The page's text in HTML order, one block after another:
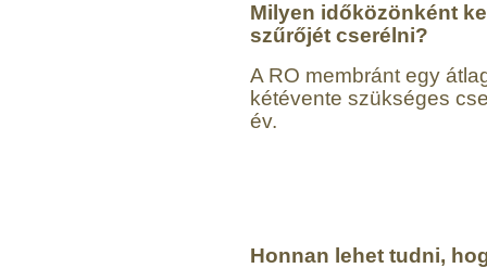
Milyen időközönként
szűrőjét cserélni?
A RO membránt egy
kétévente szükséges
év.
Honnan lehet tudni,